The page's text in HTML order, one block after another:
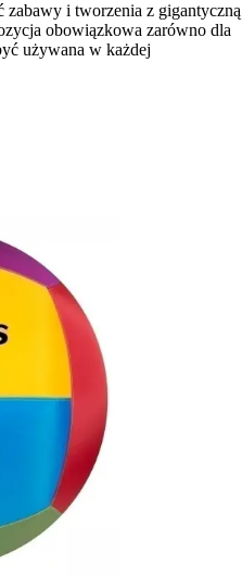
i tworzenia z gigantyczną
obowiązkowa zarówno dla
używana w każdej